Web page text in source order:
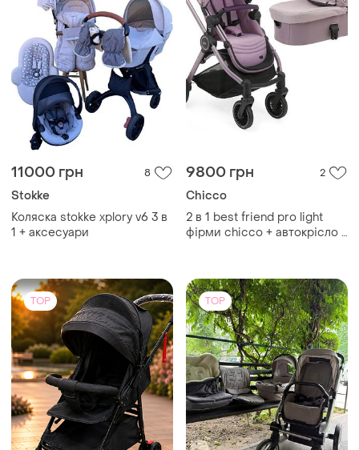
11000 грн 8
Stokke
Коляска stokke xplory v6 3 в
1 + аксесуари
9800 грн 2
Chicco
2 в 1 best friend pro light
фірми chicco + автокрісло в
TOP TOP